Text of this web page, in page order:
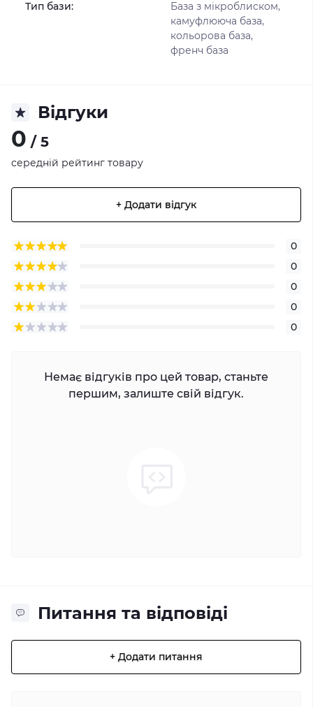
Тип бази:
База з мікроблиском,
камуфлююча база,
кольорова база,
френч база
Відгуки
0 / 5
середній рейтинг товару
+ Додати відгук
0
0
0
0
0
Немає відгуків про цей товар, станьте
першим, залиште свій відгук.
Питання та відповіді
+ Додати питання